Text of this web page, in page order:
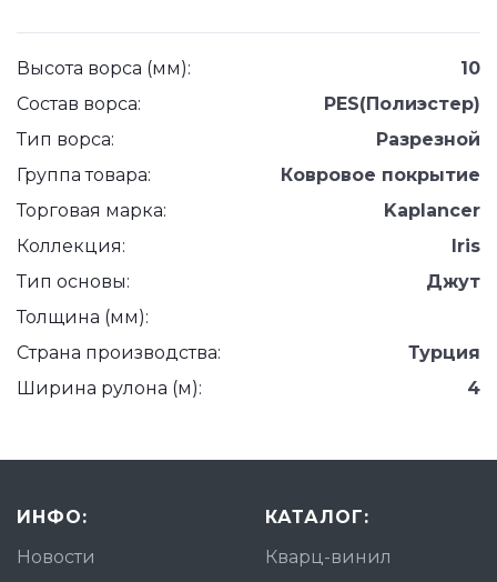
Высота ворса (мм):
10
Состав ворса:
PES(Полиэстер)
Тип ворса:
Разрезной
Группа товара:
Ковровое покрытие
Торговая марка:
Kaplancer
Коллекция:
Iris
Тип основы:
Джут
Толщина (мм):
Страна производства:
Турция
Ширина рулона (м):
4
ИНФО:
Новости
КАТАЛОГ:
Кварц-винил